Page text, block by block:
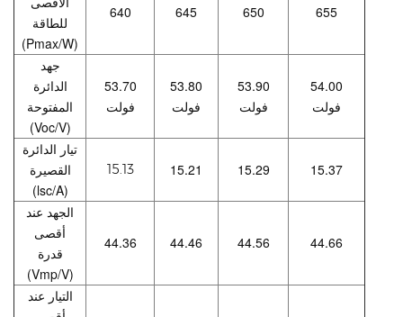
للطاقة
(Pmax/W)
640 645 650 655
جهد
الدائرة
المفتوحة
(Voc/V)
53.70
فولت
53.80
فولت
53.90
فولت
54.00
فولت
تيار الدائرة
القصيرة
(lsc/A)
15.13 15.21 15.29 15.37
الجهد عند
أقصى
قدرة
(Vmp/V)
44.36 44.46 44.56 44.66
التيار عند